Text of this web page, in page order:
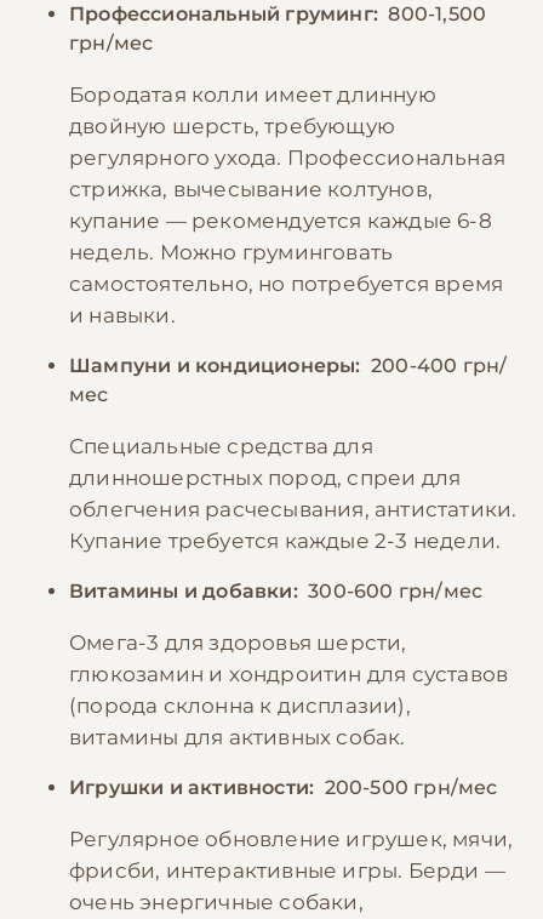
Профессиональный груминг: 800-1,500
грн/мес
Бородатая колли имеет длинную
двойную шерсть, требующую
регулярного ухода. Профессиональная
стрижка, вычесывание колтунов,
купание — рекомендуется каждые 6-8
недель. Можно груминговать
самостоятельно, но потребуется время
и навыки.
Шампуни и кондиционеры: 200-400 грн/
мес
Специальные средства для
длинношерстных пород, спреи для
облегчения расчесывания, антистатики.
Купание требуется каждые 2-3 недели.
Витамины и добавки: 300-600 грн/мес
Омега-3 для здоровья шерсти,
глюкозамин и хондроитин для суставов
(порода склонна к дисплазии),
витамины для активных собак.
Игрушки и активности: 200-500 грн/мес
Регулярное обновление игрушек, мячи,
фрисби, интерактивные игры. Берди —
очень энергичные собаки,